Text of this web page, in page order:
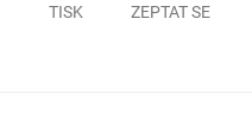
TISK ZEPTAT SE